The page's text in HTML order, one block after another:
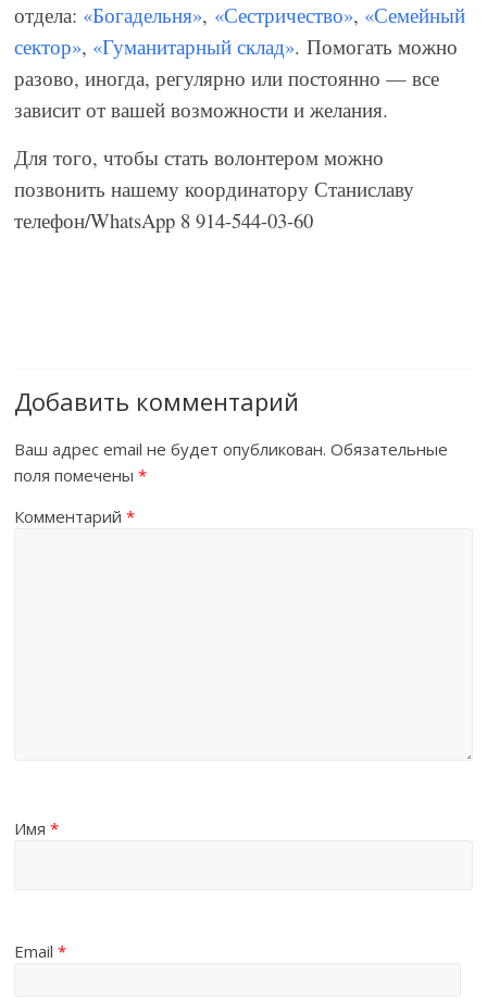
отдела: «Богадельня», «Сестричество», «Семейный
сектор», «Гуманитарный склад». Помогать можно
разово, иногда, регулярно или постоянно — все
зависит от вашей возможности и желания.
Для того, чтобы стать волонтером можно
позвонить нашему координатору Станиславу
телефон/WhatsApp 8 914-544-03-60
Добавить комментарий
Ваш адрес email не будет опубликован. Обязательные
поля помечены*
Комментарий*
Имя*
Email*